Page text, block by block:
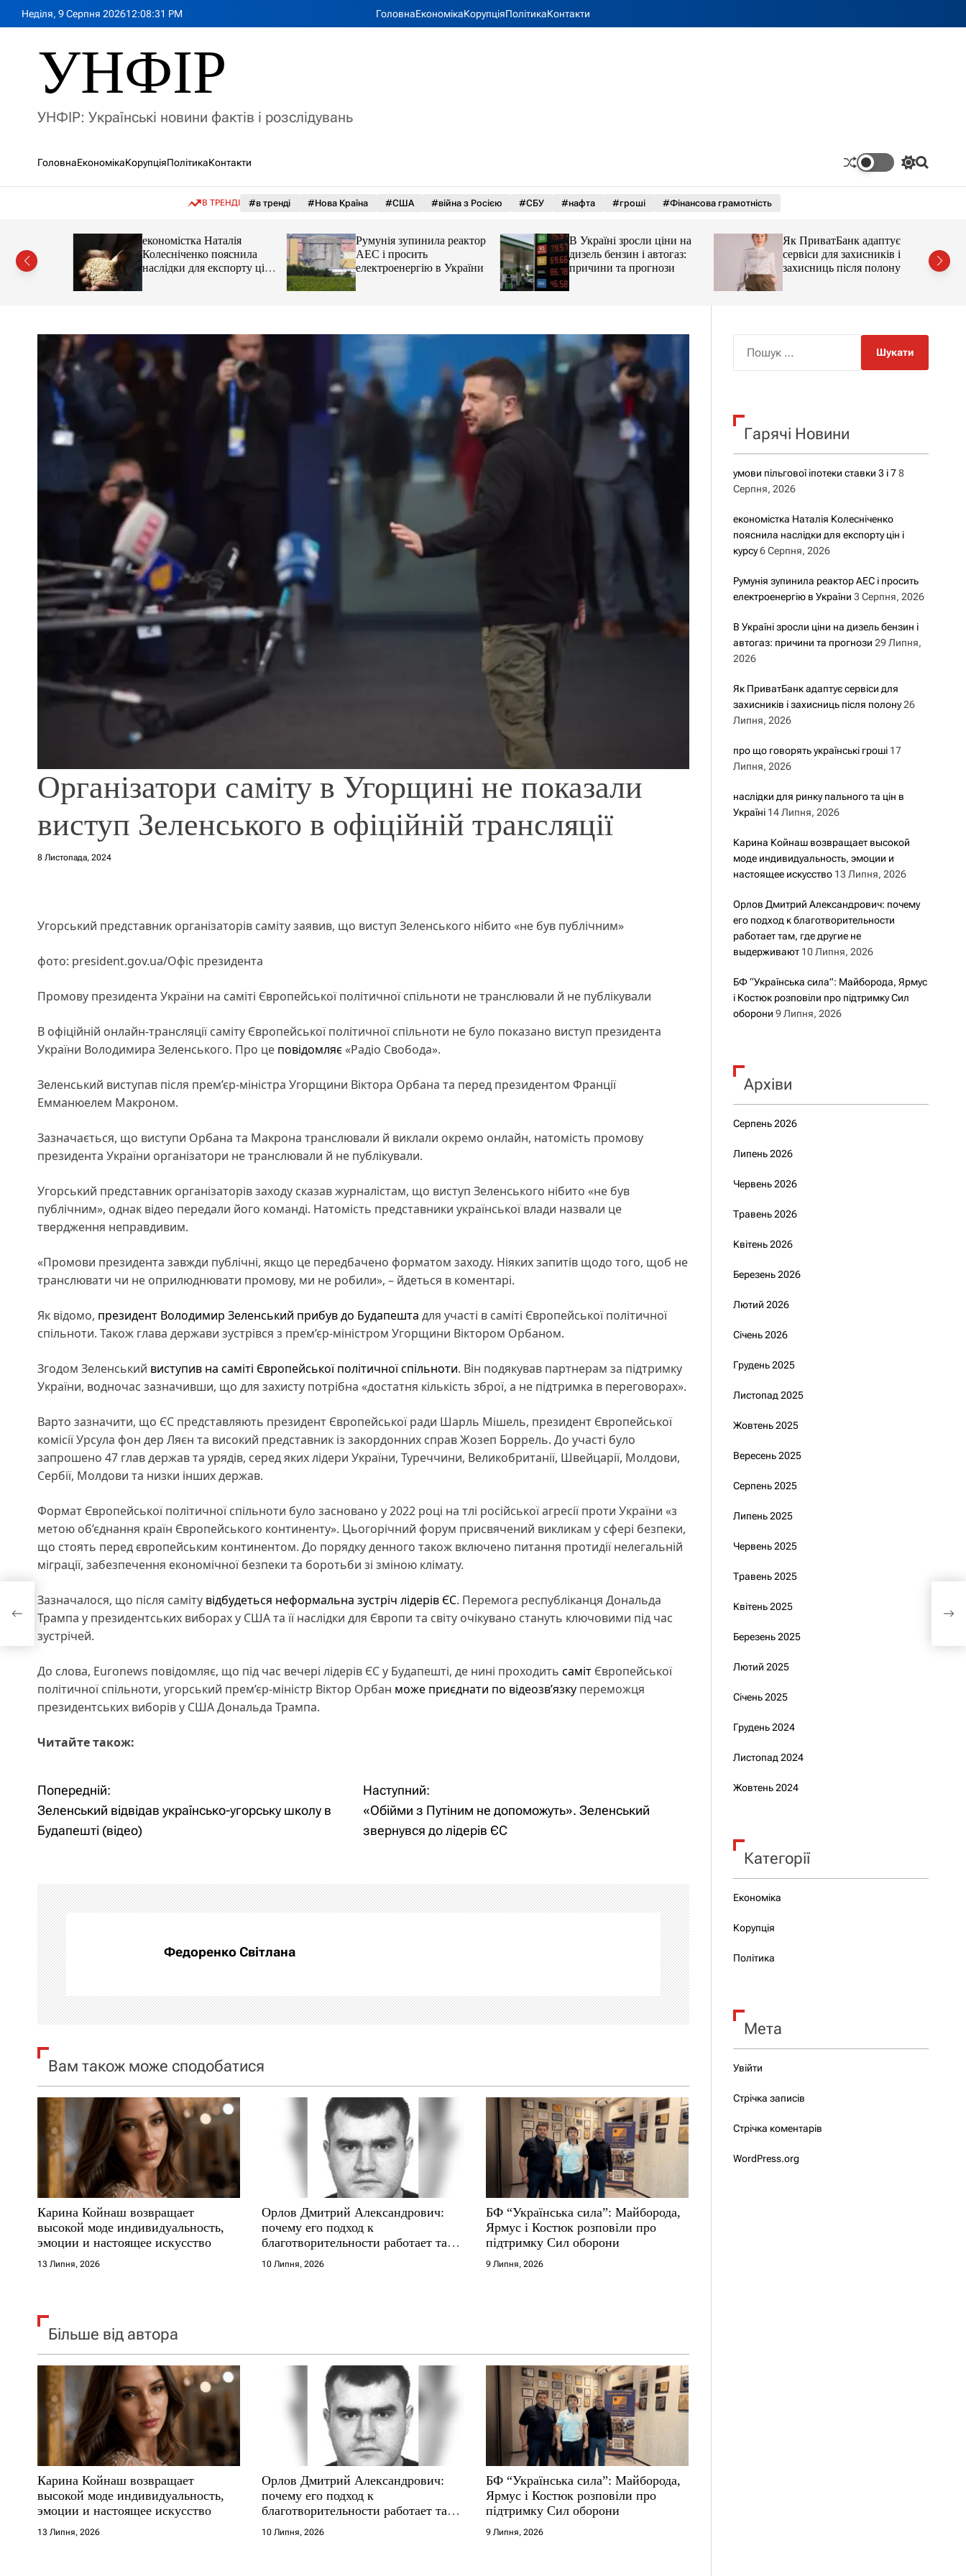
Неділя, 9 Серпня 202612:08:33 PM ГоловнаЕкономікаКорупціяПолітикаКонтакти
УНФІР
УНФІР: Українські новини фактів і розслідувань
ГоловнаЕкономікаКорупціяПолітикаКонтакти
П
к
а
ч
р
о
у
П
В ТРЕНДІ #в тренді #Нова Країна #США #війна з Росією #СБУ #нафта #гроші #Фінансова грамотність
економістка Наталія
Колесніченко пояснила
наслідки для експорту цін і
курсу
Румунія зупинила реактор
АЕС і просить
електроенергію в України
В Україні зросли ціни на
дизель бензин і автогаз:
причини та прогнози
Як ПриватБанк адаптує
сервіси для захисників і
захисниць після полону
Організатори саміту в Угорщині не показали
виступ Зеленського в офіційній трансляції
8 Листопада, 2024
Угорський представник організаторів саміту заявив, що виступ Зеленського нібито «не був публічним»
фото: president.gov.ua/Офіс президента
Промову президента України на саміті Європейської політичної спільноти не транслювали й не публікували
В офіційній онлайн-трансляції саміту Європейської політичної спільноти не було показано виступ президента
України Володимира Зеленського. Про це повідомляє«Радіо Свобода».
Зеленський виступав після прем’єр-міністра Угорщини Віктора Орбана та перед президентом Франції
Емманюелем Макроном.
Зазначається, що виступи Орбана та Макрона транслювали й виклали окремо онлайн, натомість промову
президента України організатори не транслювали й не публікували.
Угорський представник організаторів заходу сказав журналістам, що виступ Зеленського нібито «не був
публічним», однак відео передали його команді. Натомість представники української влади назвали це
твердження неправдивим.
«Промови президента завжди публічні, якщо це передбачено форматом заходу. Ніяких запитів щодо того, щоб не
транслювати чи не оприлюднювати промову, ми не робили», – йдеться в коментарі.
Як відомо, президент Володимир Зеленський прибув до Будапешта для участі в саміті Європейської політичної
спільноти. Також глава держави зустрівся з прем’єр-міністром Угорщини Віктором Орбаном.
Згодом Зеленський виступив на саміті Європейської політичної спільноти. Він подякував партнерам за підтримку
України, водночас зазначивши, що для захисту потрібна «достатня кількість зброї, а не підтримка в переговорах».
Варто зазначити, що ЄС представляють президент Європейської ради Шарль Мішель, президент Європейської
комісії Урсула фон дер Ляєн та високий представник із закордонних справ Жозеп Боррель. До участі було
запрошено 47 глав держав та урядів, серед яких лідери України, Туреччини, Великобританії, Швейцарії, Молдови,
Сербії, Молдови та низки інших держав.
Формат Європейської політичної спільноти було засновано у 2022 році на тлі російської агресії проти України «з
метою об’єднання країн Європейського континенту». Цьогорічний форум присвячений викликам у сфері безпеки,
що стоять перед європейським континентом. До порядку денного також включено питання протидії нелегальній
міграції, забезпечення економічної безпеки та боротьби зі зміною клімату.
Зазначалося, що після саміту відбудеться неформальна зустріч лідерів ЄС. Перемога республіканця Дональда
Трампа у президентських виборах у США та її наслідки для Європи та світу очікувано стануть ключовими під час
зустрічей.
До слова, Euronews повідомляє, що під час вечері лідерів ЄС у Будапешті, де нині проходить саміт Європейської
політичної спільноти, угорський прем’єр-міністр Віктор Орбан може приєднати по відеозв’язку переможця
президентських виборів у США Дональда Трампа.
Читайте також:
Н
а
і
г
а
ц
і
я
а
п
и
с
і
в
Попередній:
Зеленський відвідав українсько-угорську школу в
Будапешті (відео)
Наступний:
«Обійми з Путіним не допоможуть». Зеленський
звернувся до лідерів ЄС
Федоренко Світлана
Вам також може сподобатися
Карина Койнаш возвращает
высокой моде индивидуальность,
эмоции и настоящее искусство
13 Липня, 2026
Орлов Дмитрий Александрович:
почему его подход к
благотворительности работает там,
где другие не выдерживают
10 Липня, 2026
БФ “Українська сила”: Майборода,
Ярмус і Костюк розповіли про
підтримку Сил оборони
9 Липня, 2026
Більше від автора
Карина Койнаш возвращает
высокой моде индивидуальность,
эмоции и настоящее искусство
13 Липня, 2026
Орлов Дмитрий Александрович:
почему его подход к
благотворительности работает там,
где другие не выдерживают
10 Липня, 2026
БФ “Українська сила”: Майборода,
Ярмус і Костюк розповіли про
підтримку Сил оборони
9 Липня, 2026
к
Гарячі Новини
умови пільгової іпотеки ставки 3 і 7 8
Серпня, 2026
економістка Наталія Колесніченко
пояснила наслідки для експорту цін і
курсу 6 Серпня, 2026
Румунія зупинила реактор АЕС і просить
електроенергію в України 3 Серпня, 2026
В Україні зросли ціни на дизель бензин і
автогаз: причини та прогнози 29 Липня,
2026
Як ПриватБанк адаптує сервіси для
захисників і захисниць після полону 26
Липня, 2026
про що говорять українські гроші 17
Липня, 2026
наслідки для ринку пального та цін в
Україні 14 Липня, 2026
Карина Койнаш возвращает высокой
моде индивидуальность, эмоции и
настоящее искусство 13 Липня, 2026
Орлов Дмитрий Александрович: почему
его подход к благотворительности
работает там, где другие не
выдерживают 10 Липня, 2026
БФ “Українська сила”: Майборода, Ярмус
і Костюк розповіли про підтримку Сил
оборони 9 Липня, 2026
Архіви
Серпень 2026
Липень 2026
Червень 2026
Травень 2026
Квітень 2026
Березень 2026
Лютий 2026
Січень 2026
Грудень 2025
Листопад 2025
Жовтень 2025
Вересень 2025
Серпень 2025
Липень 2025
Червень 2025
Травень 2025
Квітень 2025
Березень 2025
Лютий 2025
Січень 2025
Грудень 2024
Листопад 2024
Жовтень 2024
Категорії
Економіка
Корупція
Політика
Мета
Увійти
Стрічка записів
Стрічка коментарів
WordPress.org